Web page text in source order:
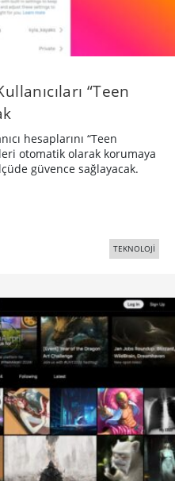
“Teen
hesaplarını “Teen
otomatik olarak korumaya
güvence sağlayacak.
TEKNOLOJİ